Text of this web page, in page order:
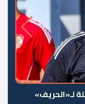
لـ«الحريف»